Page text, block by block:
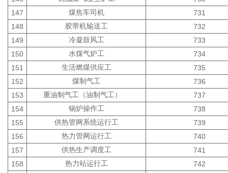
147
煤焦车司机
731
148
胶带机输送工
732
149
冷凝鼓风工
733
150
水煤气炉工
734
151
生活燃煤供应工
735
152
煤制气工
736
153
重油制气工（油制气工）
737
154
锅炉操作工
738
155
供热管网系统运行工
739
156
热力管网运行工
740
157
供热生产调度工
741
158
热力站运行工
742